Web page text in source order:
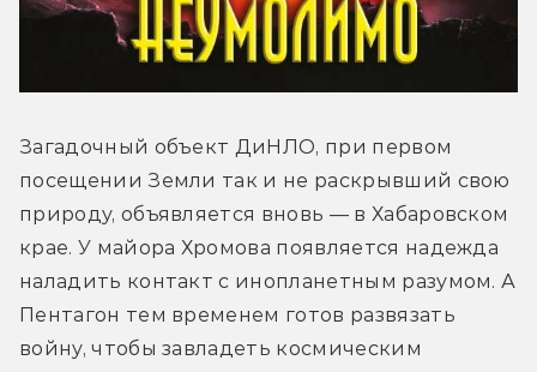
Загадочный объект ДиНЛО, при первом
посещении Земли так и не раскрывший свою
природу, объявляется вновь — в Хабаровском
крае. У майора Хромова появляется надежда
наладить контакт с инопланетным разумом. А
Пентагон тем временем готов развязать
войну, чтобы завладеть космическим